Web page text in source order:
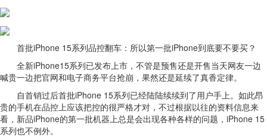
首批iPhone 15系列品控翻车：所以第一批iPhone到底要不要买？
全新iPhone15系列已发布上市，不管是预售还是开售当天网友一边
喊贵一边把官网和电子商务平台抢崩，果然还是延续了真香定律。
自首销过后首批iPhone 15系列已经陆陆续续到了用户手上。如此昂
贵的手机在品控上应该把控的很严格才对，不过根据以往的资料信息来
看，新品iPhone的第一批机器上总是会出现各种各样的问题，iPhone 15
系列也不例外。